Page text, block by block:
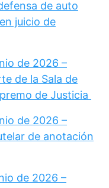
de auto
juicio de
de 2026 –
de la Sala de
de Justicia
de 2026 –
de anotación
de 2026 –